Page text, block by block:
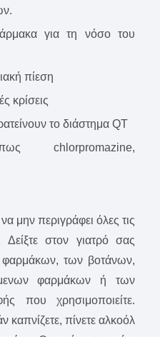
για τη νόσο του
πίεση
κρίσεις
το διάστημα QT
chlorpromazine,
μην περιγράφει όλες τις
Δείξτε στον γιατρό σας
των βοτάνων,
φαρμάκων ή των
που χρησιμοποιείτε.
καπνίζετε, πίνετε αλκοόλ